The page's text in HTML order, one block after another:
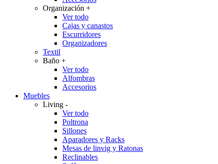
Organización +
Ver todo
Cajas y canastos
Escurridores
Organizadores
Textil
Baño +
Ver todo
Alfombras
Accesorios
Muebles
Living -
Ver todo
Poltrona
Sillones
Aparadores y Racks
Mesas de linvig y Ratonas
Reclinables